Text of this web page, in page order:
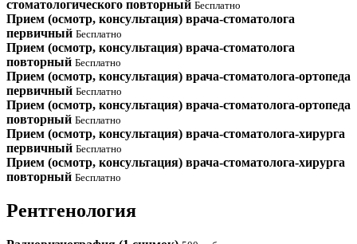
стоматологического повторный Бесплатно
Прием (осмотр, консультация) врача-стоматолога
первичный Бесплатно
Прием (осмотр, консультация) врача-стоматолога
повторный Бесплатно
Прием (осмотр, консультация) врача-стоматолога-ортопеда
первичный Бесплатно
Прием (осмотр, консультация) врача-стоматолога-ортопеда
повторный Бесплатно
Прием (осмотр, консультация) врача-стоматолога-хирурга
первичный Бесплатно
Прием (осмотр, консультация) врача-стоматолога-хирурга
повторный Бесплатно
Рентгенология